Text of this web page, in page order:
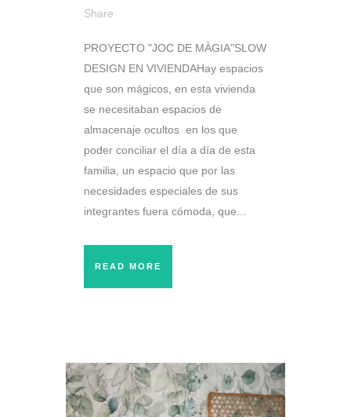
Share
PROYECTO "JOC DE MÀGIA"SLOW
DESIGN EN VIVIENDAHay espacios
que son mágicos, en esta vivienda
se necesitaban espacios de
almacenaje ocultos en los que
poder conciliar el día a día de esta
familia, un espacio que por las
necesidades especiales de sus
integrantes fuera cómoda, que...
READ MORE